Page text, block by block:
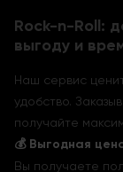
Rock-n-Roll:
выгоду и
Наш сервис
удобство.
получайте
💰 Выгодная
Вы получаете